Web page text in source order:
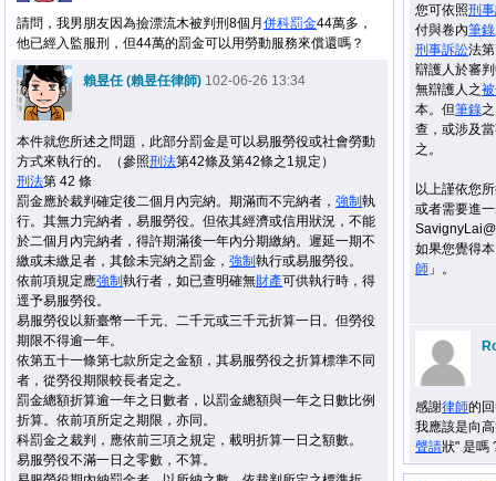
您可依照刑事
付與卷內筆錄
刑事訴訟法
辯護人於審
無辯護人之
本。但筆錄
查，或涉及
之。
以上謹依您
或者需要進
如果您覺得
師 」。
感謝律師的
我應該是向
聲請狀" 是嗎
請問，我男朋友因為撿漂流木被判刑8個月 併科罰金44萬多，
他已經入監服刑，但44萬的罰金可以用勞動服務來償還嗎？
賴昱任 (賴昱任律師) 102-06-26 13:34
本件就您所述之問題，此部分罰金是可以易服勞役或社會勞動
方式來執行的。（參照刑法第42條及第42條之1規定）
刑法第 42 條
罰金應於裁判確定後二個月內完納。期滿而不完納者， 強制 執
行。其無力完納者，易服勞役。但依其經濟或信用狀況，不能
於二個月內完納者，得許期滿後一年內分期繳納。遲延一期不
繳或未繳足者，其餘未完納之罰金， 強制 執行或易服勞役。
依前項規定應強制 執行者，如已查明確無財產可供執行時，得
逕予易服勞役。
易服勞役以新臺幣一千元、二千元或三千元折算一日。但勞役
期限不得逾一年。
依第五十一條第七款所定之金額，其易服勞役之折算標準不同
者，從勞役期限較長者定之。
罰金總額折算逾一年之日數者，以罰金總額與一年之日數比例
折算。依前項所定之期限，亦同。
科罰金之裁判，應依前三項之規定，載明折算一日之額數。
易服勞役不滿一日之零數，不算。